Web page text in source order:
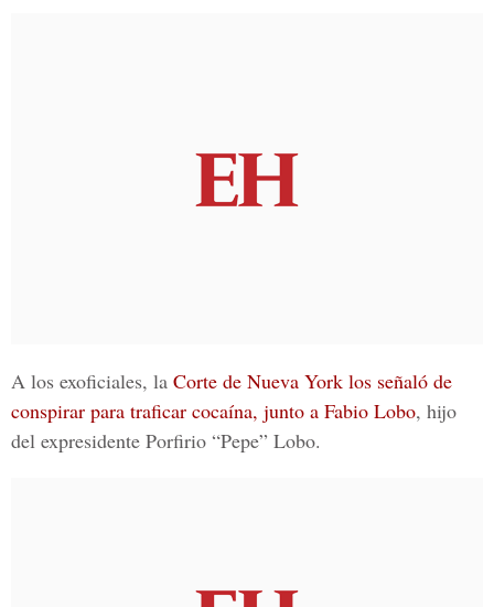
A los exoficiales, la Corte de Nueva York los señaló de
conspirar para traficar cocaína, junto a Fabio Lobo, hijo
del expresidente Porfirio “Pepe” Lobo.